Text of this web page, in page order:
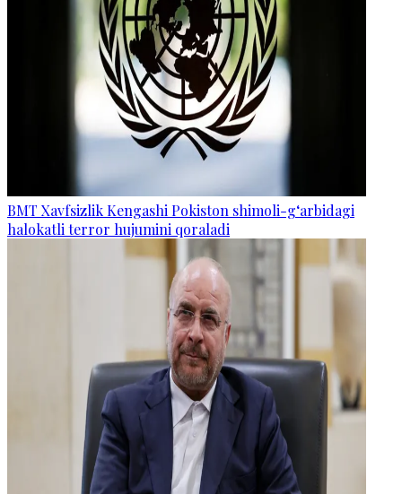
BMT Xavfsizlik Kengashi Pokiston shimoli-g‘arbidagi
halokatli terror hujumini qoraladi